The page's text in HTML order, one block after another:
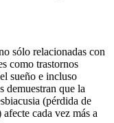
sólo relacionadas con
como trastornos
sueño e incluso
demuestran que la
(pérdida de
cada vez más a